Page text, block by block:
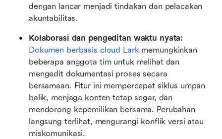
dengan lancar menjadi tindakan dan pelacakan
akuntabilitas.
Dokumen berbasis cloud Lark memungkinkan
beberapa anggota tim untuk melihat dan
mengedit dokumentasi proses secara
bersamaan. Fitur ini mempercepat siklus umpan
balik, menjaga konten tetap segar, dan
mendorong kepemilikan bersama. Perubahan
langsung terlihat, mengurangi konflik versi atau
miskomunikasi.